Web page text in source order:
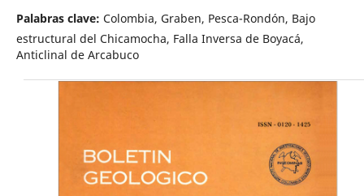
Palabras clave: Colombia, Graben, Pesca-Rondón, Bajo
estructural del Chicamocha, Falla Inversa de Boyacá,
Anticlinal de Arcabuco